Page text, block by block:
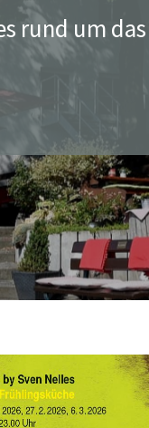
rund um das